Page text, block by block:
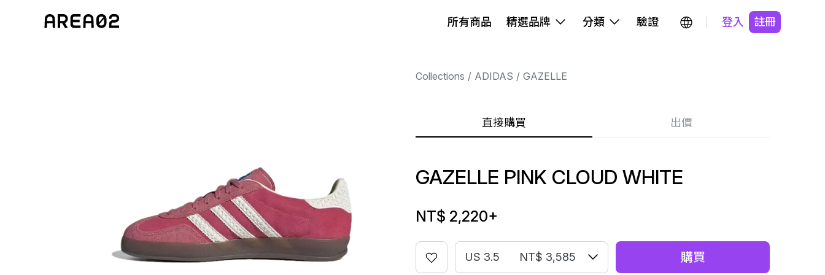
所有商品 精選品牌 分類 驗證 登入 註冊
Collections ADIDAS GAZELLE
直接購買 出價
GAZELLE PINK CLOUD WHITE
NT$ 2,220+
US 3.5 NT$ 3,585 購買